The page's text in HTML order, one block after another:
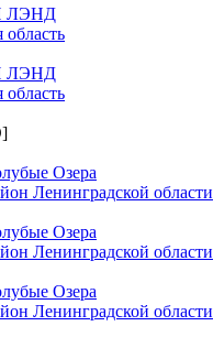
ЛЭНД
область
ЛЭНД
область
Озера
Ленинградской области
Озера
Ленинградской области
Озера
Ленинградской области